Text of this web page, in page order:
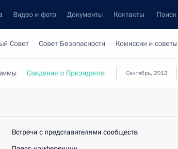
Видео и фото Документы Контакты Поиск
Совет Совет Безопасности Комиссии и советы
сентябрь, 2012
Сведения о Президенте
Встречи с представителями сообществ